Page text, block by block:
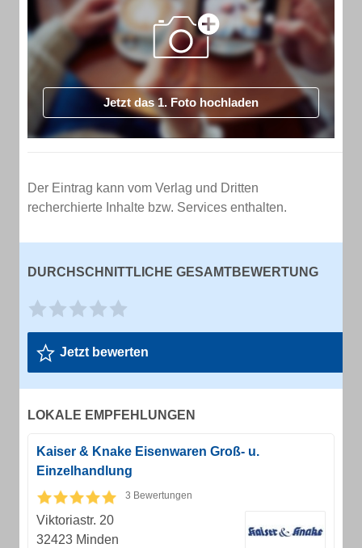
Jetzt das 1. Foto hochladen
Der Eintrag kann vom Verlag und Dritten
recherchierte Inhalte bzw. Services enthalten.
DURCHSCHNITTLICHE GESAMTBEWERTUNG
Jetzt bewerten
LOKALE EMPFEHLUNGEN
Kaiser & Knake Eisenwaren Groß- u.
Einzelhandlung
3 Bewertungen
Viktoriastr. 20
32423 Minden